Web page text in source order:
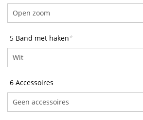
5 Band met haken*
6 Accessoires